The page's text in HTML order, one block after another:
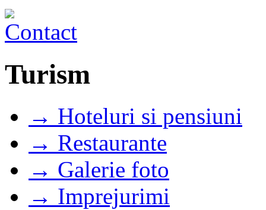
Turism
→ Hoteluri si pensiuni
→ Restaurante
→ Galerie foto
→ Imprejurimi